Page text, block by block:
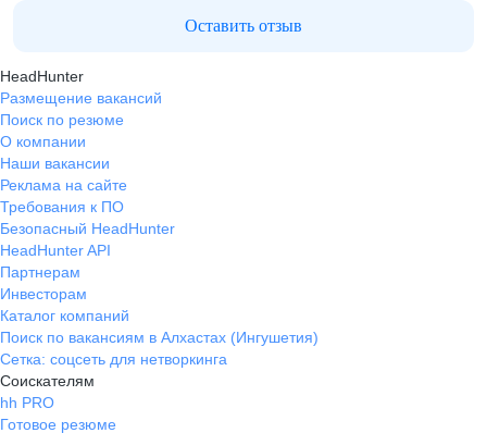
Оставить отзыв
HeadHunter
Размещение вакансий
Поиск по резюме
О компании
Наши вакансии
Реклама на сайте
Требования к ПО
Безопасный HeadHunter
HeadHunter API
Партнерам
Инвесторам
Каталог компаний
Поиск по вакансиям в Алхастах (Ингушетия)
Сетка: соцсеть для нетворкинга
Соискателям
hh PRO
Готовое резюме